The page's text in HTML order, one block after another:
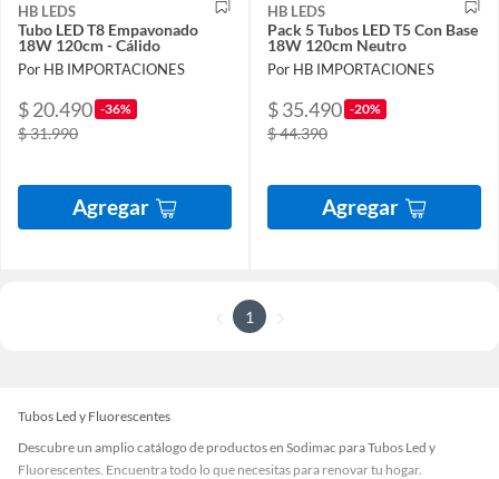
HB LEDS
Tubo LED T8 Empavonado
18W 120cm - Cálido
Por HB IMPORTACIONES
$ 20.490 -36%
$ 31.990
Agregar
HB LEDS
Pack 5 Tubos LED T5 Con Base
18W 120cm Neutro
Por HB IMPORTACIONES
$ 35.490 -20%
$ 44.390
Agregar
1
Tubos Led y Fluorescentes
Descubre un amplio catálogo de productos en Sodimac para Tubos Led y
Fluorescentes. Encuentra todo lo que necesitas para renovar tu hogar.